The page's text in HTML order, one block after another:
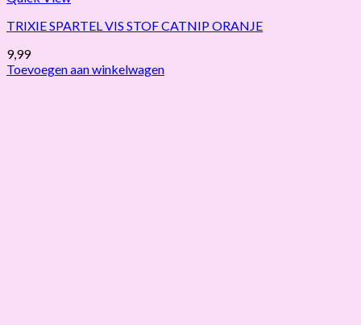
TRIXIE SPARTEL VIS STOF CATNIP ORANJE
9,99
Toevoegen aan winkelwagen